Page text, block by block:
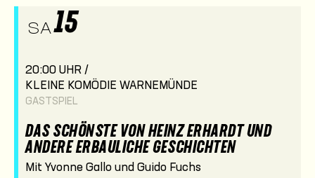
SA15
20:00 UHR /
KLEINE KOMÖDIE WARNEMÜNDE
GASTSPIEL
DAS SCHÖNSTE VON HEINZ ERHARDT UND
ANDERE ERBAULICHE GESCHICHTEN
Mit Yvonne Gallo und Guido Fuchs